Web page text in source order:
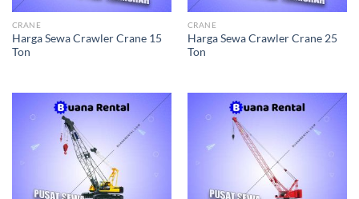
CRANE
Harga Sewa Crawler Crane 15
Ton
CRANE
Harga Sewa Crawler Crane 25
Ton